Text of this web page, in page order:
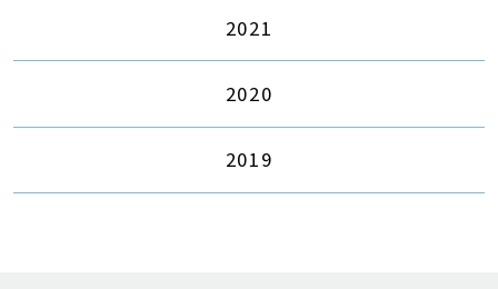
2021
2020
2019